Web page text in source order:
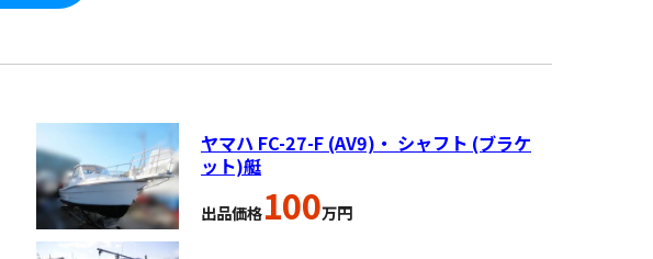
ヤマハ FC-27-F (AV9)・ シャフト (ブラケ
ット)艇
出品価格100万円